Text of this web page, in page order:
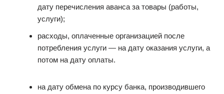
дату перечисления аванса за товары (работы,
услуги);
расходы, оплаченные организацией после
потребления услуги — на дату оказания услуги, а
потом на дату оплаты.
на дату обмена по курсу банка, производившего